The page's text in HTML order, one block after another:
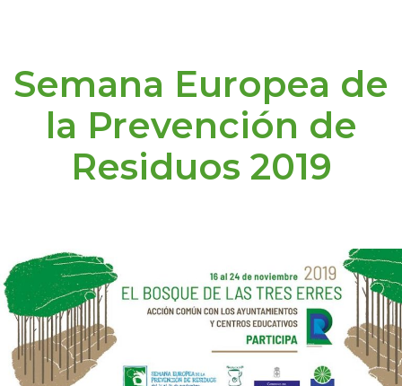
Semana Europea de
la Prevención de
Residuos 2019